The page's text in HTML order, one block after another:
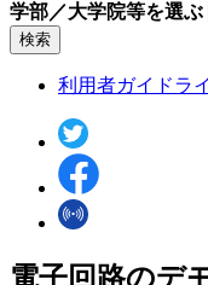
学部／大学院等を選ぶ
検索
利用者ガイドラ
電子回路のデ